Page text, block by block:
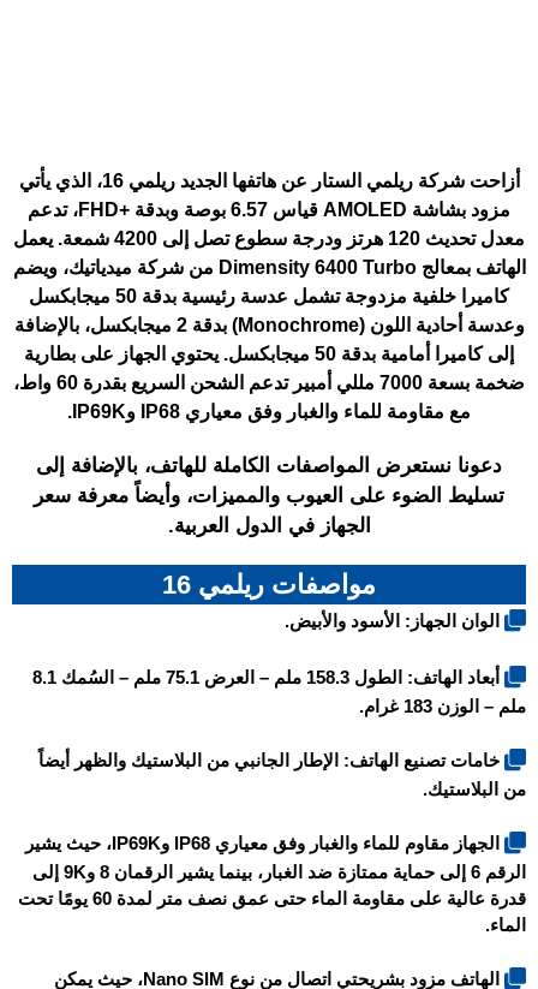
أزاحت شركة ريلمي الستار عن هاتفها الجديدريلمي 16
، الذي يأتي
مزود بشاشة AMOLED قياس 6.57 بوصة وبدقة +FHD، تدعم
معدل تحديث 120 هرتز ودرجة سطوع تصل إلى 4200 شمعة. يعمل
الهاتف بمعالج Dimensity 6400 Turbo من شركة ميدياتيك، ويضم
كاميرا خلفية مزدوجة تشمل عدسة رئيسية بدقة 50 ميجابكسل
وعدسة أحادية اللون (Monochrome) بدقة 2 ميجابكسل، بالإضافة
إلى كاميرا أمامية بدقة 50 ميجابكسل. يحتوي الجهاز على بطارية
ضخمة بسعة 7000 مللي أمبير تدعم الشحن السريع بقدرة 60 واط،
مع مقاومة للماء والغبار وفق معياري IP68 وIP69K.
دعونا نستعرض المواصفات الكاملة للهاتف، بالإضافة إلى
تسليط الضوء على العيوب والمميزات، وأيضاً معرفة سعر
الجهاز في الدول العربية.
مواصفات ريلمي 16
الوان الجهاز: الأسود والأبيض.
أبعاد الهاتف: الطول 158.3 ملم – العرض 75.1 ملم – السُمك 8.1
ملم – الوزن 183 غرام.
خامات تصنيع الهاتف: الإطار الجانبي من البلاستيك والظهر أيضاً
من البلاستيك.
الجهاز مقاوم للماء والغبار وفق معياري IP68 وIP69K، حيث يشير
الرقم 6 إلى حماية ممتازة ضد الغبار، بينما يشير الرقمان 8 و9K إلى
قدرة عالية على مقاومة الماء حتى عمق نصف متر لمدة 60 يومًا تحت
الماء.
الهاتف مزود بشريحتي اتصال من نوع Nano SIM، حيث يمكن